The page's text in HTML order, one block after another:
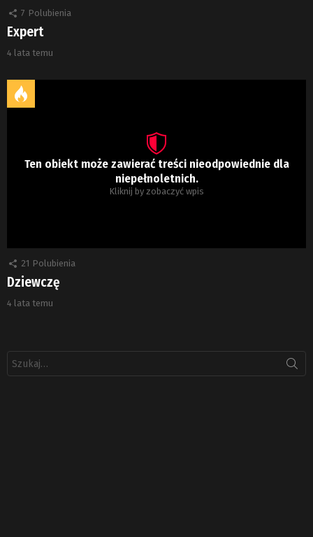
7 Polubienia
Expert
4 lata temu
Ten obiekt może zawierać treści nieodpowiednie dla
niepełnoletnich.
Kliknij by zobaczyć wpis
21 Polubienia
Dziewczę
4 lata temu